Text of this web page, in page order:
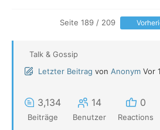
Seite 189 / 209
Talk & Gossip
Letzter Beitrag von Anonym Vor
3,134
Beiträge
14
Benutzer
0
Reactions